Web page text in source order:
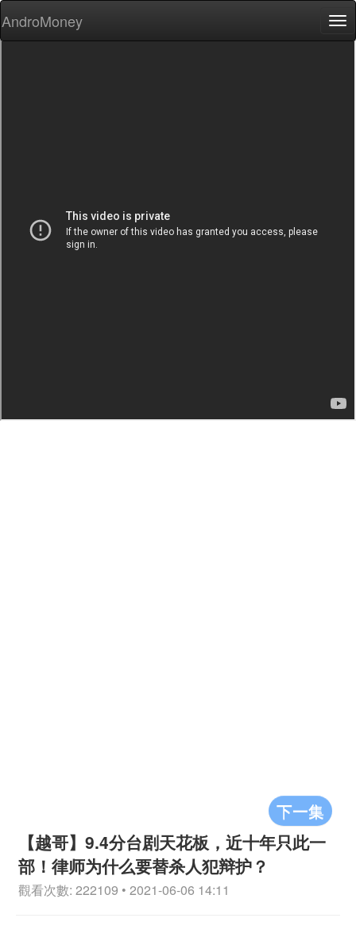
AndroMoney
下一集
【越哥】9.4分台剧天花板，近十年只此一
部！律师为什么要替杀人犯辩护？
觀看次數: 222109 • 2021-06-06 14:11